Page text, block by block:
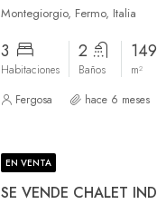
Montegiorgio, Fermo, Italia
3
Habitaciones
2
Baños
149
m²
Fergosa
hace 6 meses
EN VENTA